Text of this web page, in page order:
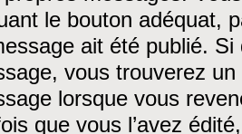
le bouton adéquat,
ait été publié. Si
vous trouverez
lorsque vous
que vous l’avez